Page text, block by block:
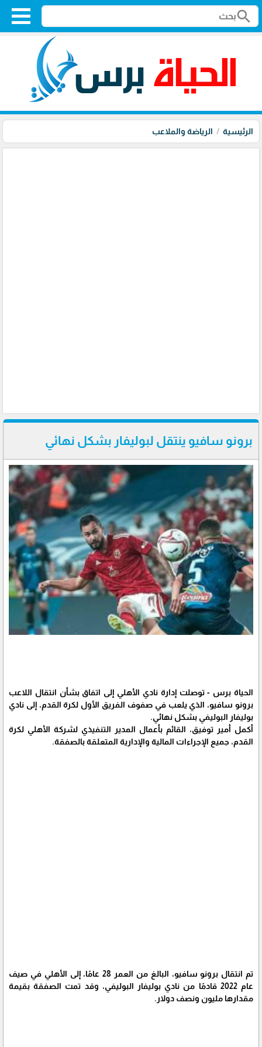
search
الرئيسية الرياضة والملاعب
برونو سافيو ينتقل لبوليفار بشكل نهائي
الحياة برس - توصلت إدارة نادي الأهلي إلى اتفاق بشأن انتقال اللاعب
برونو سافيو، الذي يلعب في صفوف الفريق الأول لكرة القدم، إلى نادي
بوليفار البوليفي بشكل نهائي.
أكمل أمير توفيق، القائم بأعمال المدير التنفيذي لشركة الأهلي لكرة
القدم، جميع الإجراءات المالية والإدارية المتعلقة بالصفقة.
تم انتقال برونو سافيو، البالغ من العمر 28 عامًا، إلى الأهلي في صيف
عام 2022 قادمًا من نادي بوليفار البوليفي، وقد تمت الصفقة بقيمة
مقدارها مليون ونصف دولار.